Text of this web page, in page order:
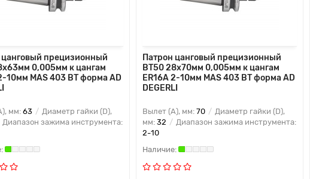
цанговый прецизионный
0,005мм к цангам
10мм MAS 403 BT форма AD
мм: 63
Диаметр гайки (D),
Диапазон зажима инструмента:
Патрон цанговый прецизионный
BT50 28x70мм 0,005мм к цангам
ER16A 2-10мм MAS 403 BT форма AD
DEGERLI
Вылет (A), мм: 70
Диаметр гайки (D),
мм: 32
Диапазон зажима инструмента:
2-10